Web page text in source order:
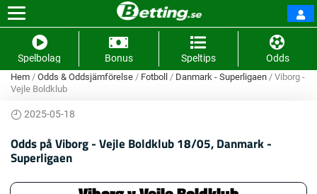
Spelbolag Bonus Speltips Odds
Hem / Odds & Oddsjämförelse / Fotboll / Danmark - Superligaen / Viborg -
Vejle Boldklub
2025-05-18
Odds på Viborg - Vejle Boldklub 18/05, Danmark -
Superligaen